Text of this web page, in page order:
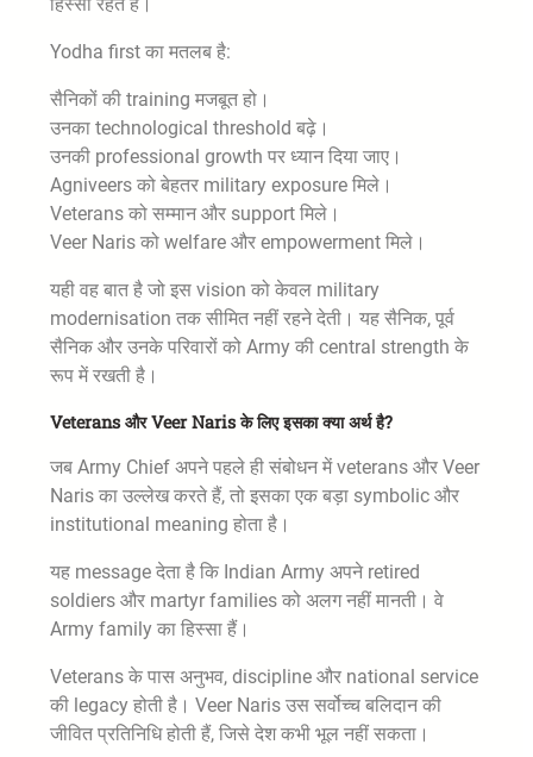
Yodha first का मतलब है:
सैनिकों की training मजबूत हो।
उनका technological threshold बढ़े।
उनकी professional growth पर ध्यान दिया जाए।
Agniveers को बेहतर military exposure मिले।
Veterans को सम्मान और support मिले।
Veer Naris को welfare और empowerment मिले।
यही वह बात है जो इस vision को केवल military
modernisation तक सीमित नहीं रहने देती। यह सैनिक, पूर्व
सैनिक और उनके परिवारों को Army की central strength के
रूप में रखती है।
Veterans और Veer Naris के लिए इसका क्या अर्थ है?
जब Army Chief अपने पहले ही संबोधन में veterans और Veer
Naris का उल्लेख करते हैं, तो इसका एक बड़ा symbolic और
institutional meaning होता है।
यह message देता है कि Indian Army अपने retired
soldiers और martyr families को अलग नहीं मानती। वे
Army family का हिस्सा हैं।
Veterans के पास अनुभव, discipline और national service
की legacy होती है। Veer Naris उस सर्वोच्च बलिदान की
जीवित प्रतिनिधि होती हैं, जिसे देश कभी भूल नहीं सकता।